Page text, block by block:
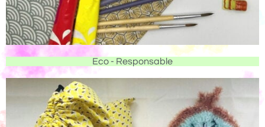
Eco - Responsable